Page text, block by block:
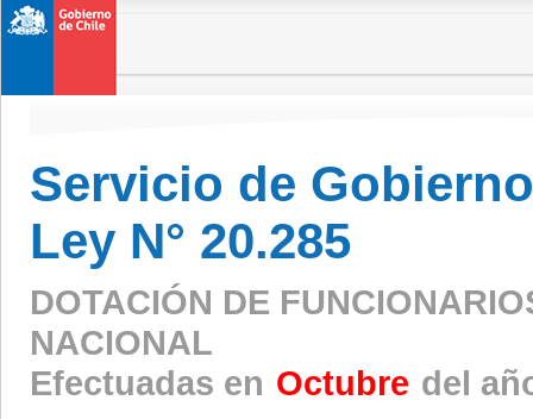
Servicio de
Ley N° 20.285
DOTACIÓN DE
NACIONAL
Efectuadas en Octubre del